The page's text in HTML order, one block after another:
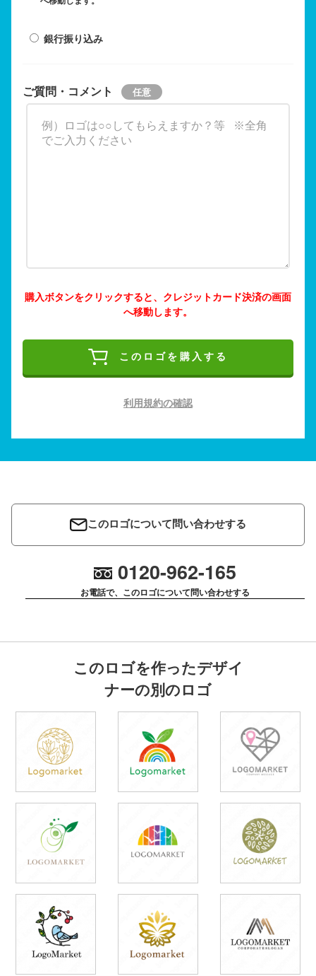
銀行振り込み
ご質問・コメント
購入ボタンをクリックすると、クレジットカード決済の画面
へ移動します。
このロゴを購入する
利用規約の確認
このロゴについて問い合わせする
0120-962-165
お電話で、このロゴについて問い合わせする
このロゴを作ったデザイ
ナーの別のロゴ